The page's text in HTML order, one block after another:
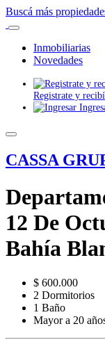
Buscá más
Inmobiliarias
Novedades
Registrate y
CASSA
12 De
Bahía
$ 600.000
2 Dormitorios
1 Baño
Mayor a 20